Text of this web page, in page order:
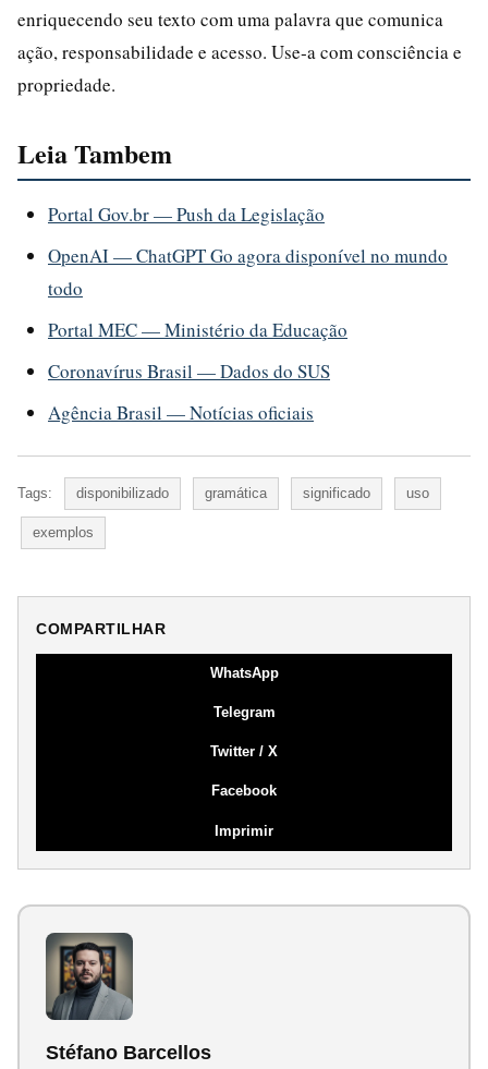
enriquecendo seu texto com uma palavra que comunica
ação, responsabilidade e acesso. Use‑a com consciência e
propriedade.
Leia Tambem
Portal Gov.br — Push da Legislação
OpenAI — ChatGPT Go agora disponível no mundo
todo
Portal MEC — Ministério da Educação
Coronavírus Brasil — Dados do SUS
Agência Brasil — Notícias oficiais
Tags: disponibilizado gramática significado uso
exemplos
COMPARTILHAR
WhatsApp
Telegram
Twitter / X
Facebook
Imprimir
Stéfano Barcellos